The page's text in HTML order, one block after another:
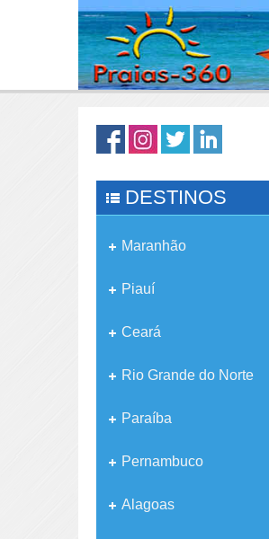
DESTINOS
Maranhão
Piauí
Ceará
Rio Grande do Norte
Paraíba
Pernambuco
Alagoas